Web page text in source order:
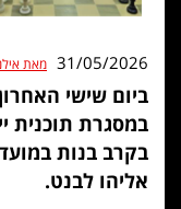
31/05/2026 מאת
ביום שישי
במסגרת תוכנית
בקרב בנות
אליהו לבנט.